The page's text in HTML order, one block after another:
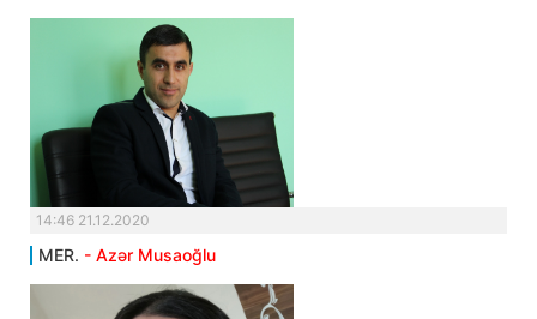
14:46 21.12.2020
MER. - Azər Musaoğlu